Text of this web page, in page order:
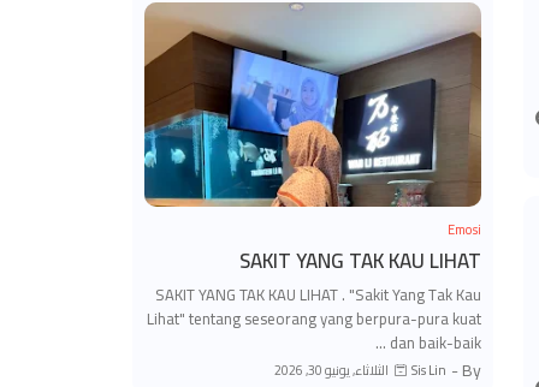
Emosi
SAKIT YANG TAK KAU LIHAT
SAKIT YANG TAK KAU LIHAT . "Sakit Yang Tak Kau
Lihat" tentang seseorang yang berpura-pura kuat
dan baik-baik …
By -
Sis Lin الثلاثاء, يونيو 30, 2026